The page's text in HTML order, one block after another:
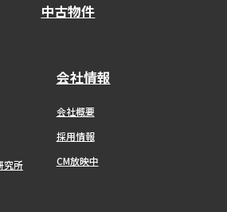
究所
中古物件
会社情報
会社概要
採用情報
CM放映中